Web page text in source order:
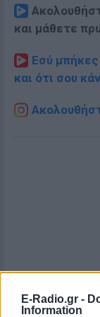
E-Radio.gr -
Information
και μάθετε
Εσύ
και ότι σου